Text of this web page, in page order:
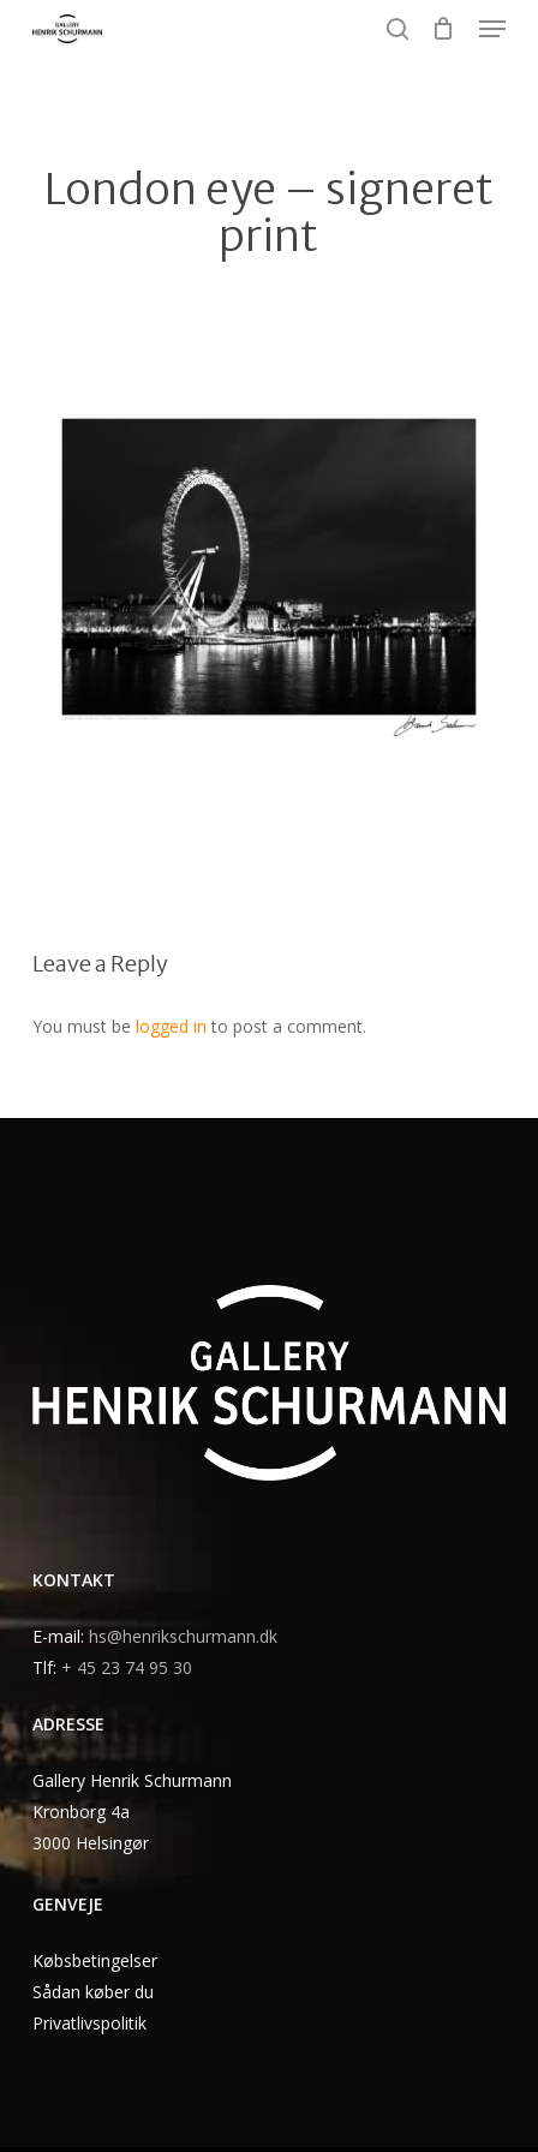
Menu
London eye – signeret
print
Leave a Reply
You must be logged in to post a comment.
KONTAKT
E-mail: hs@henrikschurmann.dk
Tlf: + 45 23 74 95 30
ADRESSE
Gallery Henrik Schurmann
Kronborg 4a
3000 Helsingør
GENVEJE
Købsbetingelser
Sådan køber du
Privatlivspolitik